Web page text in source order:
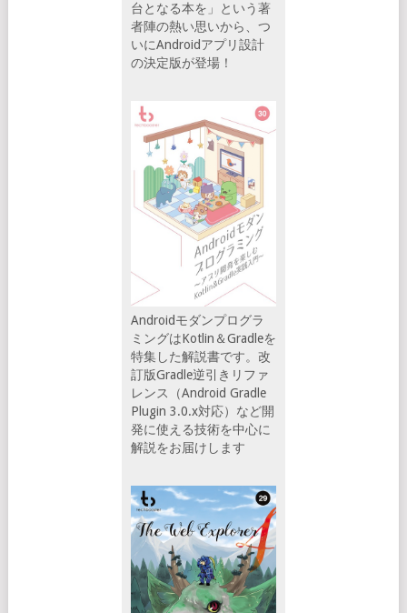
台となる本を」という著
者陣の熱い思いから、つ
いにAndroidアプリ設計
の決定版が登場！
Androidモダンプログラ
ミングはKotlin＆Gradleを
特集した解説書です。改
訂版Gradle逆引きリファ
レンス（Android Gradle
Plugin 3.0.x対応）など開
発に使える技術を中心に
解説をお届けします